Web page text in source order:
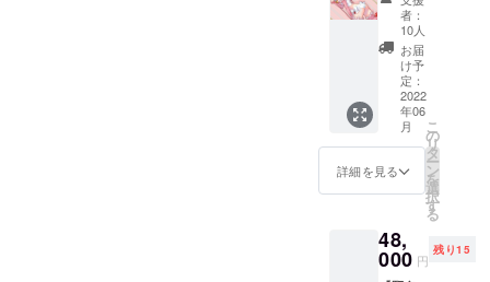
（ヘッ
ドドレ
ス・
チョー
カー・
カフ
ス・
シュー
ズク
リッ
ド ※
シュー
ート
ケーキ
ビス
チェ
FULL
セット
プラン
ショー
トケー
キビス
チェの
ネート
一式が
欲しい
者：
10人
お届
け予
定：
2022
年06
月
詳細を見る
こ
の
リ
タ
ー
ン
を
選
択
す
る
48,
000 円
残り15